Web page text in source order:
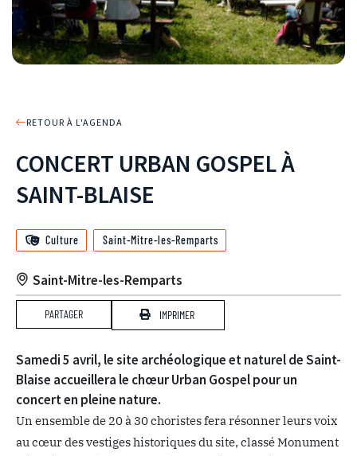
RETOUR À L'AGENDA
CONCERT URBAN GOSPEL À
SAINT-BLAISE
Culture Saint-Mitre-les-Remparts
Saint-Mitre-les-Remparts
PARTAGER IMPRIMER
Samedi 5 avril, le site archéologique et naturel de Saint-
Blaise accueillera le chœur Urban Gospel pour un
concert en pleine nature.
Un ensemble de 20 à 30 choristes fera résonner leurs voix
au cœur des vestiges historiques du site, classé Monument